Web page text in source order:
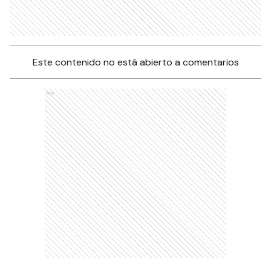
Este contenido no está abierto a comentarios
Ads